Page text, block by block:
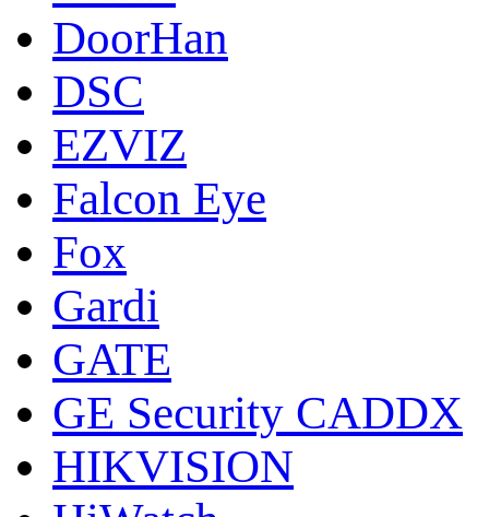
DoorНan
DSC
EZVIZ
Falcon Eye
Fox
Gardi
GATE
GE Security CADDX
HIKVISION